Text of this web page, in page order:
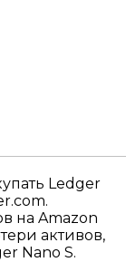
Ledger
на Amazon
активов,
Nano S.